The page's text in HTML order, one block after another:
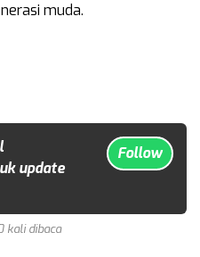
muda.
update
Follow
kali dibaca